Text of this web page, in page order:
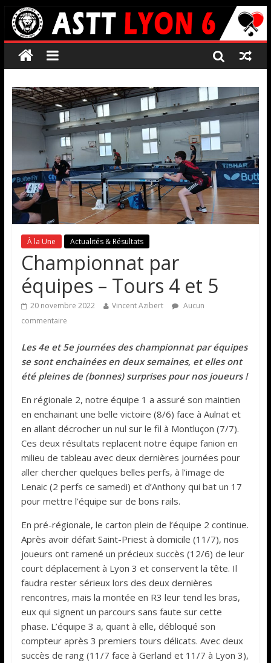
À la Une Actualités & Résultats
Championnat par
équipes – Tours 4 et 5
20 novembre 2022 Vincent Azibert
Aucun
commentaire
Les 4e et 5e journées des championnat par équipes
se sont enchainées en deux semaines, et elles ont
été pleines de (bonnes) surprises pour nos joueurs !
En régionale 2, notre équipe 1 a assuré son maintien
en enchainant une belle victoire (8/6) face à Aulnat et
en allant décrocher un nul sur le fil à Montluçon (7/7).
Ces deux résultats replacent notre équipe fanion en
milieu de tableau avec deux dernières journées pour
aller chercher quelques belles perfs, à l’image de
Lenaic (2 perfs ce samedi) et d’Anthony qui bat un 17
pour mettre l’équipe sur de bons rails.
En pré-régionale, le carton plein de l’équipe 2 continue.
Après avoir défait Saint-Priest à domicile (11/7), nos
joueurs ont ramené un précieux succès (12/6) de leur
court déplacement à Lyon 3 et conservent la tête. Il
faudra rester sérieux lors des deux dernières
rencontres, mais la montée en R3 leur tend les bras,
eux qui signent un parcours sans faute sur cette
phase. L’équipe 3 a, quant à elle, débloqué son
compteur après 3 premiers tours délicats. Avec deux
succès de rang (11/7 face à Gerland et 11/7 à Lyon 3),